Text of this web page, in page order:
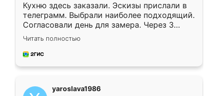
Кухню здесь заказали. Эскизы прислали в
телеграмм. Выбрали наиболее подходящий.
Согласовали день для замера. Через 3
недели кухня была уже готова. Остались
довольны работой. Спасибо Ренессанс
мебель за качественную работу!
Читать полностью
yaroslava1986